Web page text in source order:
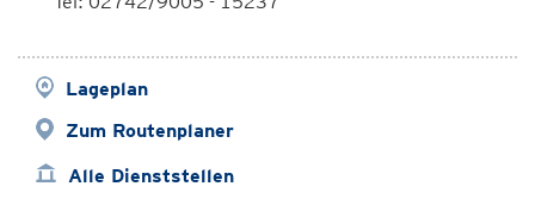
Lageplan
Zum Routenplaner
Alle Dienststellen